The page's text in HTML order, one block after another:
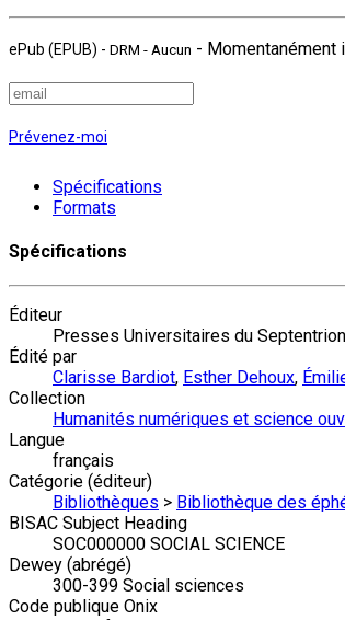
ePub (EPUB) - DRM - Aucun - Momentanément
Prévenez-moi
Spécifications
Formats
Spécifications
Éditeur
Presses Universitaires du Septentrion
Édité par
Clarisse Bardiot, Esther Dehoux,
Collection
Humanités numériques et science
Langue
français
Catégorie (éditeur)
Bibliothèques > Bibliothèque des
BISAC Subject Heading
SOC000000 SOCIAL SCIENCE
Dewey (abrégé)
300-399 Social sciences
Code publique Onix